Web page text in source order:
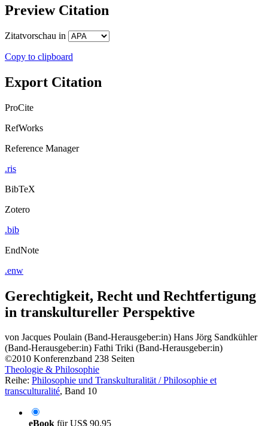
Preview Citation
Zitatvorschau in
Copy to clipboard
Export Citation
ProCite
RefWorks
Reference Manager
.ris
BibTeX
Zotero
.bib
EndNote
.enw
Gerechtigkeit, Recht und Rechtfertigung
in transkultureller Perspektive
von Jacques Poulain (Band-Herausgeber:in) Hans Jörg Sandkühler
(Band-Herausgeber:in) Fathi Triki (Band-Herausgeber:in)
©2010 Konferenzband 238 Seiten
Theologie & Philosophie
Reihe: Philosophie und Transkulturalität / Philosophie et
transculturalité, Band 10
eBook fürUS$ 90,95